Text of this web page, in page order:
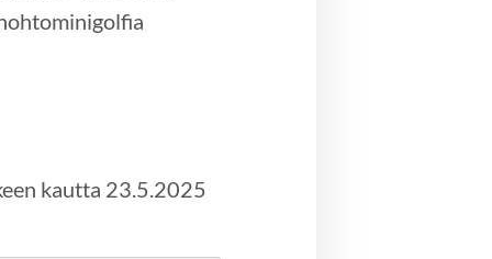
kautta 23.5.2025